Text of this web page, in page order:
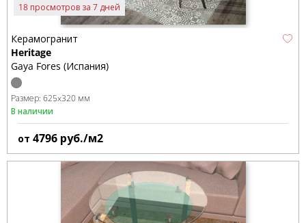
18 просмотров за 7 дней
Керамогранит
Heritage
Gaya Fores (Испания)
Размер: 625x320 мм
В наличии
от 4796 руб./м2